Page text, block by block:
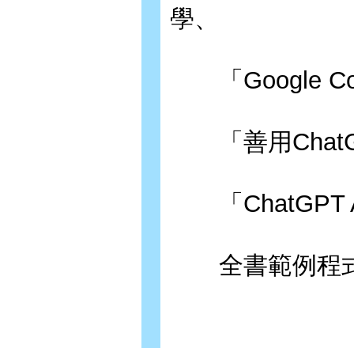
學、
「Google
「善用
「ChatGPT
全書範例程